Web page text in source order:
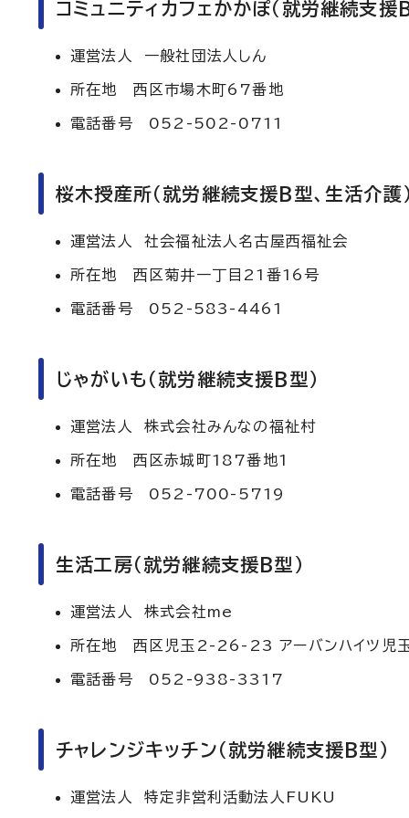
コミュニティカフェかかぽ（就労継続支援
運営法人 一般社団法人しん
所在地 西区市場木町67番地
電話番号 052-502-0711
桜木授産所（就労継続支援B型、生活介護
運営法人 社会福祉法人名古屋西福祉会
所在地 西区菊井一丁目21番16号
電話番号 052-583-4461
じゃがいも（就労継続支援B型）
運営法人 株式会社みんなの福祉村
所在地 西区赤城町187番地1
電話番号 052-700-5719
生活工房（就労継続支援B型）
運営法人 株式会社me
所在地 西区児玉2-26-23 アーバンハイツ児
電話番号 052-938-3317
チャレンジキッチン（就労継続支援B型）
運営法人 特定非営利活動法人FUKU